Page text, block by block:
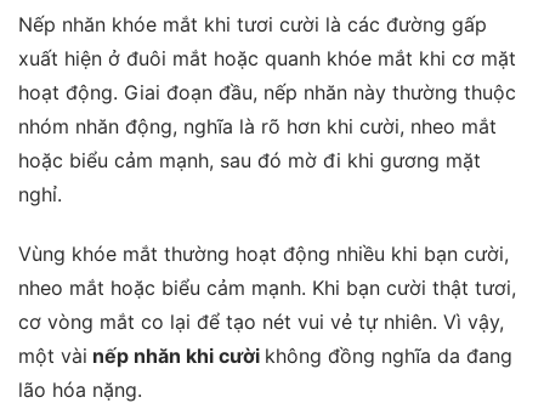
Nếp nhăn khóe mắt khi tươi cười là các đường gấp
xuất hiện ở đuôi mắt hoặc quanh khóe mắt khi cơ mặt
hoạt động. Giai đoạn đầu, nếp nhăn này thường thuộc
nhóm nhăn động, nghĩa là rõ hơn khi cười, nheo mắt
hoặc biểu cảm mạnh, sau đó mờ đi khi gương mặt
nghỉ.
Vùng khóe mắt thường hoạt động nhiều khi bạn cười,
nheo mắt hoặc biểu cảm mạnh. Khi bạn cười thật tươi,
cơ vòng mắt co lại để tạo nét vui vẻ tự nhiên. Vì vậy,
một vài nếp nhăn khi cười không đồng nghĩa da đang
lão hóa nặng.